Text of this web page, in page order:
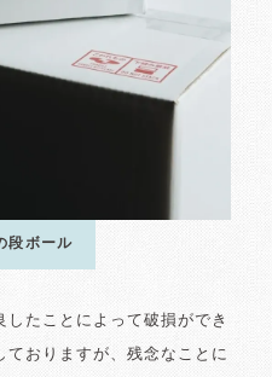
段ボール
たことによって破損ができ
ておりますが、残念なことに